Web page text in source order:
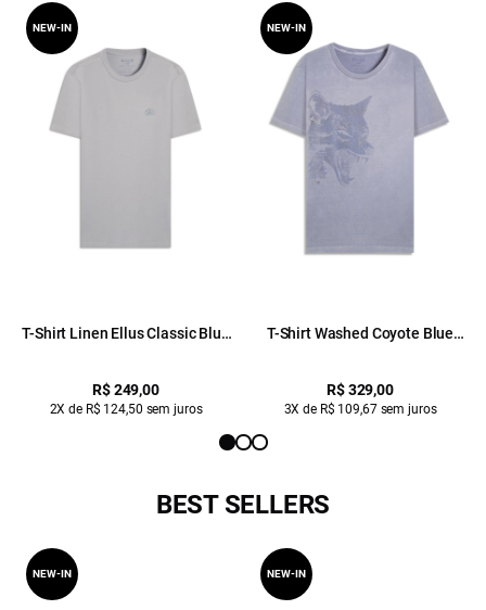
T-Shirt Linen Ellus Classic Blue
R$ 249,00
2X de R$ 124,50 sem juros
NEW-IN
T-Shirt Washed Coyote Blue
R$ 329,00
3X de R$ 109,67 sem juros
NEW-IN
BEST SELLERS
NEW-IN NEW-IN